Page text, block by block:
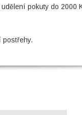
pokuty do
postřehy.